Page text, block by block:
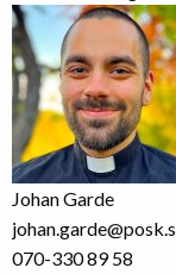
Johan Garde
070-330 89 58